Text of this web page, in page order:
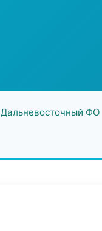
Дальневосточный ФО